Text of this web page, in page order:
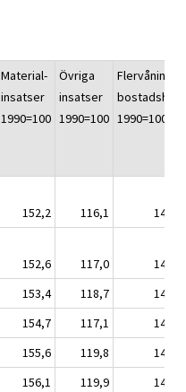
Material-
insatser
1990=100
Övriga
insatser
1990=100
Flervånings-
bostadshus
1990=100
152,2 116,1
144,3
152,6 117,0
144,8
153,4 118,7
145,7
154,7 117,1
146,5
155,6 119,8
147,3
156,1 119,9
147,5